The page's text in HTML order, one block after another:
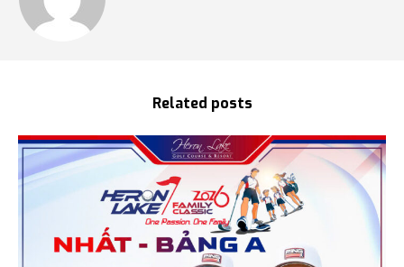
Related posts